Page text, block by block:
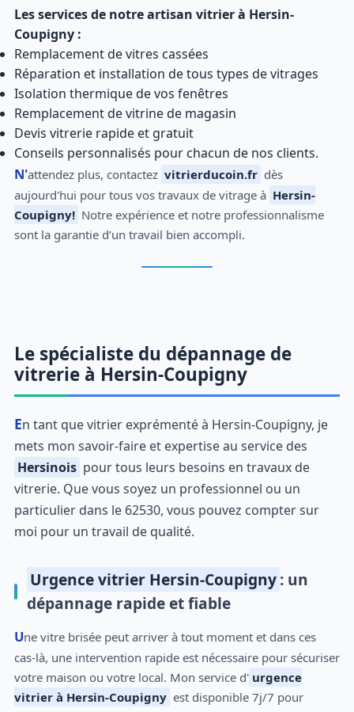
Les services de notre artisan vitrier à Hersin-
Coupigny :
Remplacement de vitres cassées
Réparation et installation de tous types de vitrages
Isolation thermique de vos fenêtres
Remplacement de vitrine de magasin
Devis vitrerie rapide et gratuit
Conseils personnalisés pour chacun de nos clients.
N'attendez plus, contactez vitrierducoin.fr dès
aujourd'hui pour tous vos travaux de vitrage à Hersin-
Coupigny! Notre expérience et notre professionnalisme
sont la garantie d’un travail bien accompli.
Le spécialiste du dépannage de
vitrerie à Hersin-Coupigny
En tant que vitrier exprémenté à Hersin-Coupigny, je
mets mon savoir-faire et expertise au service des
Hersinois pour tous leurs besoins en travaux de
vitrerie. Que vous soyez un professionnel ou un
particulier dans le 62530, vous pouvez compter sur
moi pour un travail de qualité.
Urgence vitrier Hersin-Coupigny: un
dépannage rapide et fiable
Une vitre brisée peut arriver à tout moment et dans ces
cas-là, une intervention rapide est nécessaire pour sécuriser
votre maison ou votre local. Mon service d' urgence
vitrier à Hersin-Coupigny est disponible 7j/7 pour